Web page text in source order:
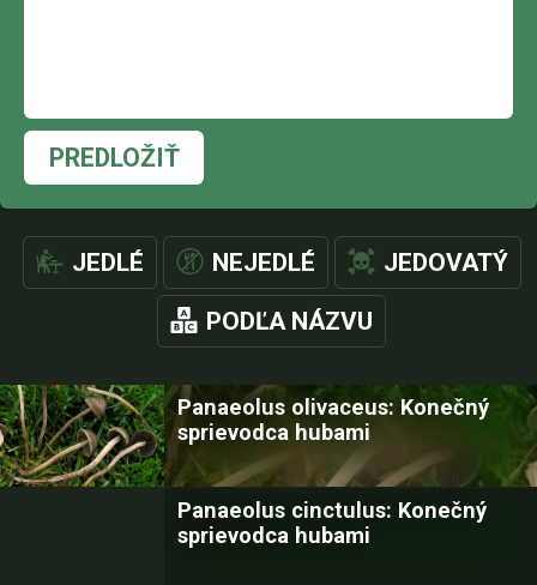
PREDLOŽIŤ
JEDLÉ NEJEDLÉ JEDOVATÝ
PODĽA NÁZVU
Panaeolus olivaceus: Konečný
sprievodca hubami
Panaeolus cinctulus: Konečný
sprievodca hubami